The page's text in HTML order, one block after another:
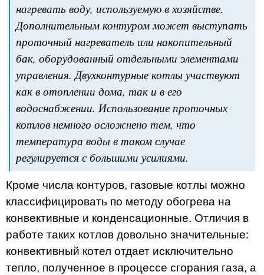
нагревать воду, используемую в хозяйстве.
Дополнительным контуром может выступать
проточный нагреватель или накопительный
бак, оборудованный отдельными элементами
управления. Двухконтурные котлы участвуют
как в отоплении дома, так и в его
водоснабжении. Использование проточных
котлов немного осложнено тем, что
температура воды в таком случае
регулируется с большими усилиями.
Кроме числа контуров, газовые котлы можно
классифицировать по методу обогрева на
конвективные и конденсационные. Отличия в
работе таких котлов довольно значительные:
конвективный котел отдает исключительно
тепло, полученное в процессе сгорания газа, а